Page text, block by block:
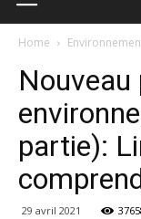
Home
Nouveau
partie):
29 avril 2021